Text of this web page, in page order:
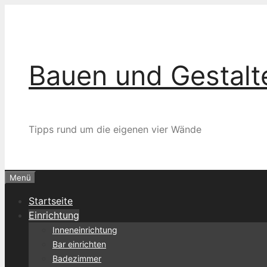
Bauen und
Tipps rund um die eigenen vier Wände
Menü
Startseite
Einrichtung
Inneneinrichtung
Bar einrichten
Badezimmer